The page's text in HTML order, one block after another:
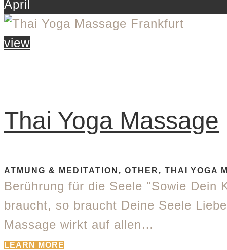
April
view
Thai Yoga Massage
ATMUNG & MEDITATION , OTHER, THAI YOGA
Berührung für die Seele "Sowie Dein
braucht, so braucht Deine Seele
Massage wirkt auf allen…
LEARN MORE